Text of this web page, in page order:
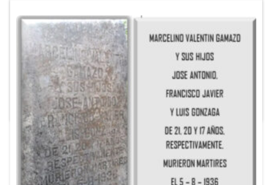
entierro de un asesinado -fuese del signo que fuese- se
convertía en una especie de galería de tiro donde, desde
edificios en obras, se disparaba casi con total impunidad a los
portadores del féretro y a sus acompañantes. Pero tampoco
es el momento de extenderse ...
Leer más ...